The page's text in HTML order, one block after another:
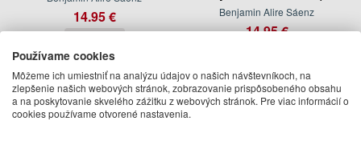
14.95 € Benjamin Alire Sáenz
14.95 €
Autor
Benjamin Alire Sáenz
Používame cookies
Môžeme ich umiestniť na analýzu údajov o našich návštevníkoch, na
zlepšenie našich webových stránok, zobrazovanie prispôsobeného obsahu
a na poskytovanie skvelého zážitku z webových stránok. Pre viac informácií o
cookies používame otvorené nastavenia.